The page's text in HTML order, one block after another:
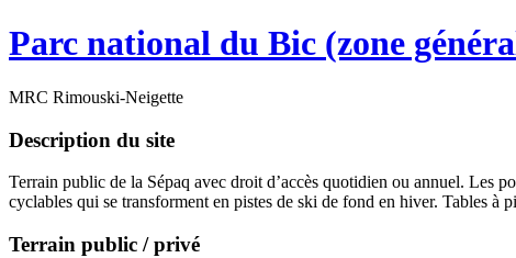
Parc national du Bic (zone
MRC Rimouski-Neigette
Description du site
Terrain public de la Sépaq avec droit d’accès quotidien ou annuel. Les
cyclables qui se transforment en pistes de ski de fond en hiver. Tables à
Terrain public / privé